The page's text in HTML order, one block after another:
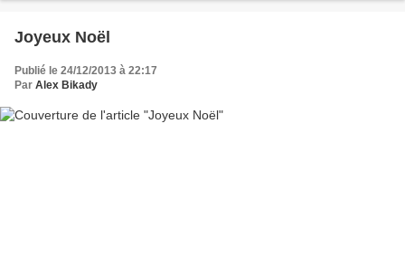
Joyeux Noël
Publié le 24/12/2013 à 22:17
Par Alex Bikady